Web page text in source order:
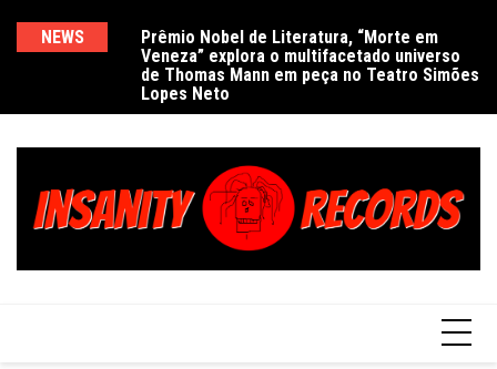
NEWS
Prêmio Nobel de Literatura, “Morte em
Veneza” explora o multifacetado universo
de Thomas Mann em peça no Teatro Simões
Lopes Neto